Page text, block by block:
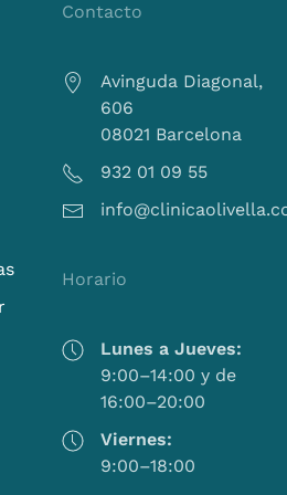
Contacto
Avinguda Diagonal,
606
08021 Barcelona
932 01 09 55
Horario
Lunes a Jueves:
9:00–14:00 y de
16:00–20:00
Viernes:
9:00–18:00